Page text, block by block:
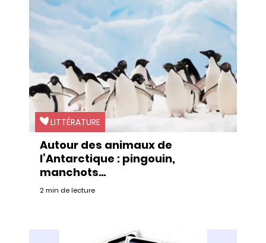
LITTÉRATURE
Autour des animaux de
l’Antarctique : pingouin,
manchots…
2 min de lecture